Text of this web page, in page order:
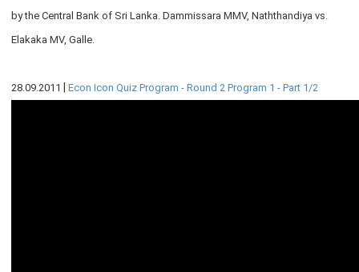
நிலைபெறத்தக்க நிதி
தீர்மானம்
நிதியியல் வசதிக்குட்படுத்தல்
by the Central Bank of Sri Lanka. Dammissara MMV, Naththandiya vs.
Elakaka MV, Galle.
28.09.2011 |Econ Icon Quiz Program - Round 2 Program 1 - Part 1/2